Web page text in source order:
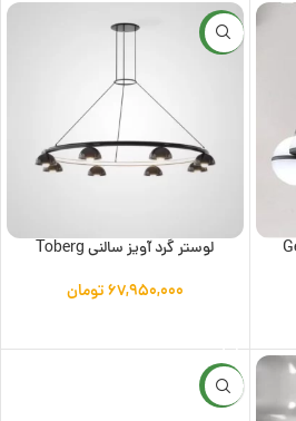
جدید
لوستر گرد آویز سالنی Toberg
۶۷,۹۵۰,۰۰۰تومان
جدید